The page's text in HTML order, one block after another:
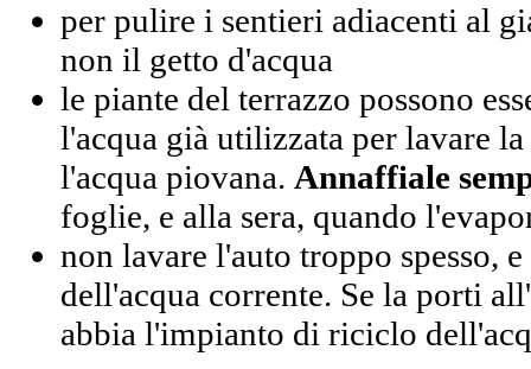
per pulire i sentieri adiacenti al
non il getto d'acqua
le piante del terrazzo possono
l'acqua già utilizzata per lavare
l'acqua piovana. Annaffiale
foglie, e alla sera, quando
non lavare l'auto troppo spesso,
dell'acqua corrente. Se la porti
abbia l'impianto di riciclo